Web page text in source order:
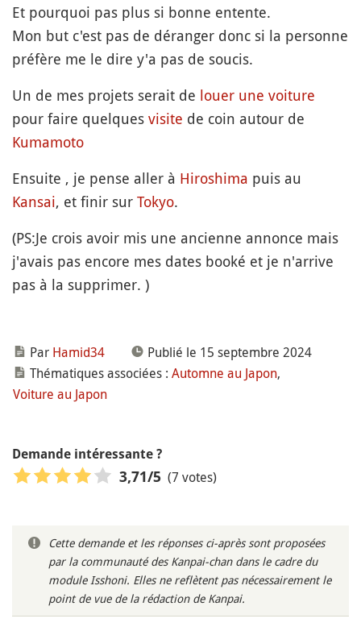
Et pourquoi pas plus si bonne entente.
Mon but c'est pas de déranger donc si la personne
préfère me le dire y'a pas de soucis.
Un de mes projets serait de louer une voiture
pour faire quelques visite de coin autour de
Kumamoto
Ensuite , je pense aller à Hiroshima puis au
Kansai, et finir sur Tokyo.
(PS:Je crois avoir mis une ancienne annonce mais
j'avais pas encore mes dates booké et je n'arrive
pas à la supprimer. )
Par Hamid34
Publié le 15 septembre 2024
Thématiques associées : Automne au Japon,
Voiture au Japon
Demande intéressante ?
3,71/5 (7 votes)
Cette demande et les réponses ci-après sont proposées
par la communauté des Kanpai-chan dans le cadre du
module Isshoni. Elles ne reflètent pas nécessairement le
point de vue de la rédaction de Kanpai.